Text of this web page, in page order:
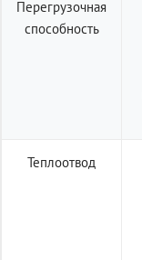
Перегрузочная
способность
Теплоотвод